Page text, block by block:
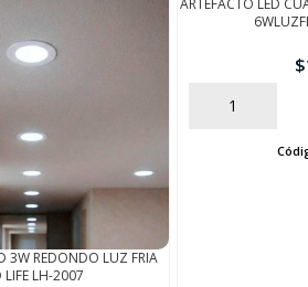
3W REDONDO LUZ FRIA
LIFE LH-2007
ARTEFACTO LED
$
AÑADIR